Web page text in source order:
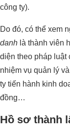
công ty).
Do đó, có thể xem
danh là thành viên
diện theo pháp luật
nhiệm vụ quản lý
ty tiến hành kinh
đồng…
Hồ sơ thành